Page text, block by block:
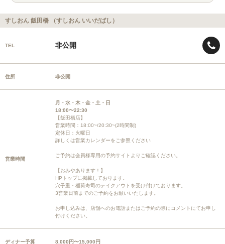
すしおん 飯田橋 （すしおん いいだばし）
TEL 非公開
住所 非公開
営業時間
月・水・木・金・土・日
18:00〜22:30
【飯田橋店】
営業時間：18:00~/20:30~(2時間制)
定休日：火曜日
詳しくは営業カレンダーをご参照ください
ご予約は会員様専用の予約サイトよりご確認ください。
【おみやあります！】
HPトップに掲載しております。
穴子重・稲荷寿司のテイクアウトを受け付けております。
3営業日前までのご予約をお願いいたします。
お申し込みは、店舗へのお電話またはご予約の際にコメントにてお申し
付けください。
ディナー予算 8,000円〜15,000円